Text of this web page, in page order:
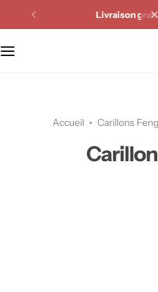
Livraison
Accueil Carillons